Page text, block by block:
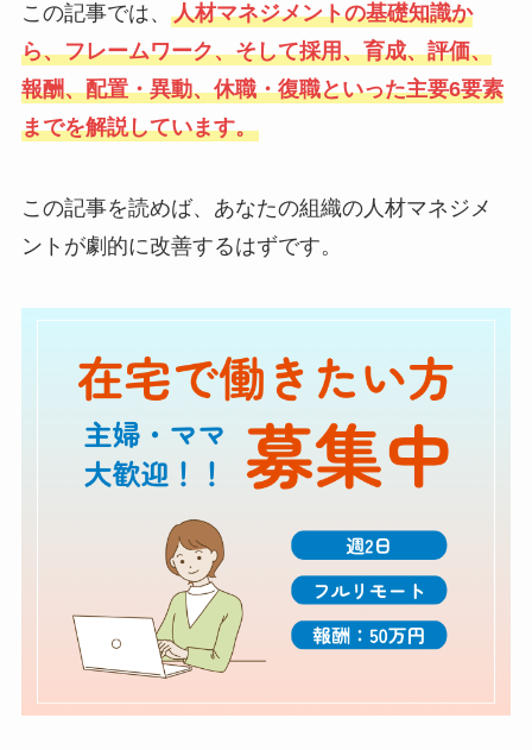
この記事では、 人材マネジメントの基礎知識か
ら、フレームワーク、そして採用、育成、評価、
報酬、配置・異動、休職・復職といった主要6要素
までを解説しています。
この記事を読めば、あなたの組織の人材マネジメ
ントが劇的に改善するはずです。